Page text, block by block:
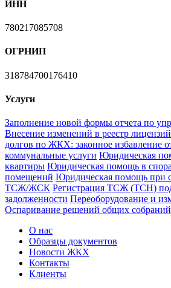
ИНН
780217085708
ОГРНИП
318784700176410
Услуги
Заполнение новой формы отчета по
Внесение изменений в реестр
долгов по ЖКХ: законное избавление
коммунальные услуги Юридическая
квартиры Юридическая помощь в
помещений Юридическая помощь при
ТСЖ/ЖСК Регистрация ТСЖ (ТСН)
задолженности Переоборудование и
Оспаривание решений общих собраний
О нас
Образцы документов
Новости ЖКХ
Контакты
Клиенты